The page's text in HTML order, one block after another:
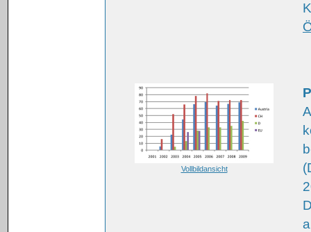
Vollbildansicht